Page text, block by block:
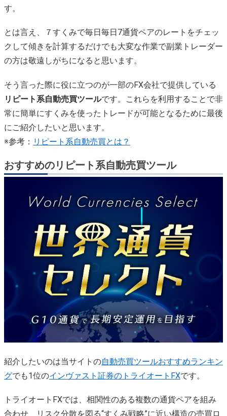
す。
とは言え、７すくみで毎日毎日7通貨ペアのレートをチェッ
クして傾きを計算するだけでも大変な作業で副業トレーダー
の方は敬遠しがちになると思います。
そう言った際に役に立つのが一部のFX会社で提供している
リピート系自動売買ツールです。これらを利用することで非
常に簡単にすくみを使ったトレードが可能となるために最後
にご紹介したいと思います。
※参考： リピート系自動売買とは？
おすすめのリピート系自動売買ツール
紹介したいのは当サイトの自動売買ツールおすすめランキン
グでも1位のインヴァスト証券のトライオートFXです。
トライオートFXでは、相関性のある複数の通貨ペアを組み
合わせ、リスク分散を図る“すくみ戦略”に近い構造の売買ロ